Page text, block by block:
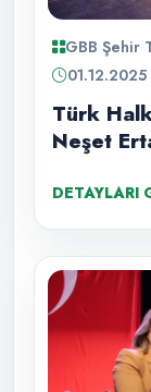
GBB Şehir
01.12.2025
Türk
Neşet
DETAYLARI